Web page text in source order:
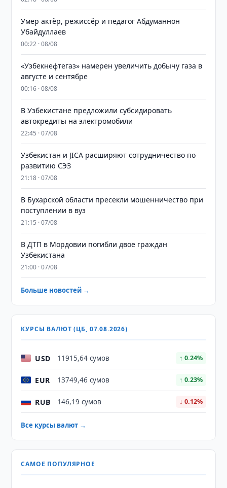
Умер актёр, режиссёр и педагог Абдуманнон
Убайдуллаев
00:22 · 08/08
«Узбекнефтегаз» намерен увеличить добычу газа в
августе и сентябре
00:16 · 08/08
В Узбекистане предложили субсидировать
автокредиты на электромобили
22:45 · 07/08
Узбекистан и JICA расширяют сотрудничество по
развитию СЭЗ
21:18 · 07/08
В Бухарской области пресекли мошенничество при
поступлении в вуз
21:15 · 07/08
В ДТП в Мордовии погибли двое граждан
Узбекистана
21:00 · 07/08
Больше новостей →
КУРСЫ ВАЛЮТ (ЦБ, 07.08.2026)
USD 11915,64 сумов ↑ 0.24%
EUR 13749,46 сумов ↑ 0.23%
RUB 146,19 сумов ↓ 0.12%
Все курсы валют →
САМОЕ ПОПУЛЯРНОЕ